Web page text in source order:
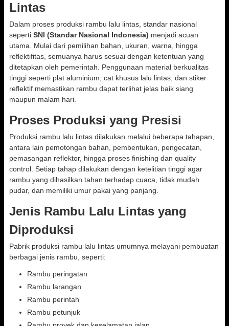
Lintas
Dalam proses produksi rambu lalu lintas, standar nasional
seperti SNI (Standar Nasional Indonesia) menjadi acuan
utama. Mulai dari pemilihan bahan, ukuran, warna, hingga
reflektifitas, semuanya harus sesuai dengan ketentuan yang
ditetapkan oleh pemerintah. Penggunaan material berkualitas
tinggi seperti plat aluminium, cat khusus lalu lintas, dan stiker
reflektif memastikan rambu dapat terlihat jelas baik siang
maupun malam hari.
Proses Produksi yang Presisi
Produksi rambu lalu lintas dilakukan melalui beberapa tahapan,
antara lain pemotongan bahan, pembentukan, pengecatan,
pemasangan reflektor, hingga proses finishing dan quality
control. Setiap tahap dilakukan dengan ketelitian tinggi agar
rambu yang dihasilkan tahan terhadap cuaca, tidak mudah
pudar, dan memiliki umur pakai yang panjang.
Jenis Rambu Lalu Lintas yang
Diproduksi
Pabrik produksi rambu lalu lintas umumnya melayani pembuatan
berbagai jenis rambu, seperti:
Rambu peringatan
Rambu larangan
Rambu perintah
Rambu petunjuk